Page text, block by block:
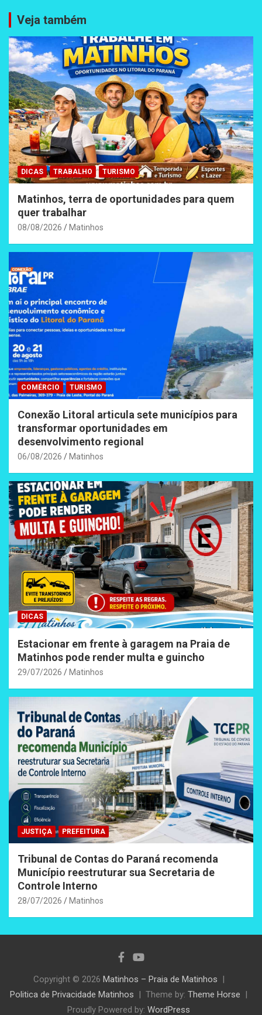
Veja também
DICAS TRABALHO TURISMO
Matinhos, terra de oportunidades para quem
quer trabalhar
08/08/2026 Matinhos
COMÉRCIO TURISMO
Conexão Litoral articula sete municípios para
transformar oportunidades em
desenvolvimento regional
06/08/2026 Matinhos
DICAS
Estacionar em frente à garagem na Praia de
Matinhos pode render multa e guincho
29/07/2026 Matinhos
JUSTIÇA PREFEITURA
Tribunal de Contas do Paraná recomenda
Município reestruturar sua Secretaria de
Controle Interno
28/07/2026 Matinhos
Copyright © 2026 Matinhos – Praia de Matinhos
Politica de Privacidade Matinhos
Theme by: Theme Horse
Proudly Powered by: WordPress